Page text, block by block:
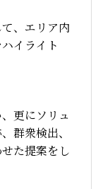
、エリア内
イライト
更にソリュ
群衆検出、
た提案をし